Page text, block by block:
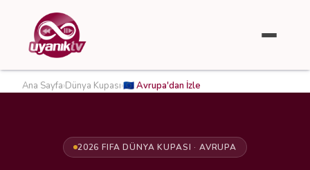
Ana Sayfa›Dünya Kupası›🇪🇺 Avrupa'dan İzle
2026 FIFA DÜNYA KUPASI · AVRUPA